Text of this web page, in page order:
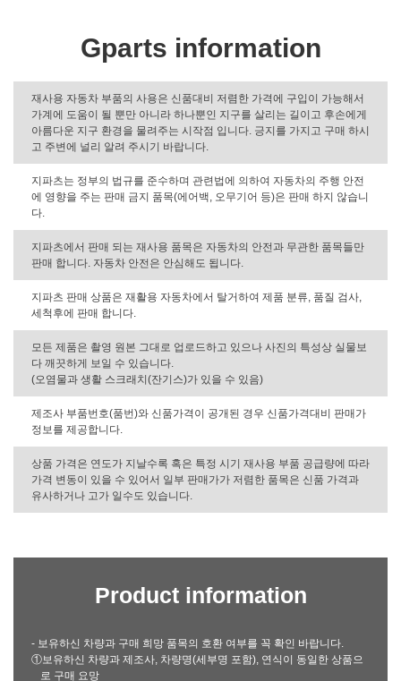
Gparts information
재사용 자동차 부품의 사용은 신품대비 저렴한 가격에 구입이 가능해서
가계에 도움이 될 뿐만 아니라 하나뿐인 지구를 살리는 길이고 후손에게
아름다운 지구 환경을 물려주는 시작점 입니다. 긍지를 가지고 구매 하시
고 주변에 널리 알려 주시기 바랍니다.
지파츠는 정부의 법규를 준수하며 관련법에 의하여 자동차의 주행 안전
에 영향을 주는 판매 금지 품목(에어백, 오무기어 등)은 판매 하지 않습니
다.
지파츠에서 판매 되는 재사용 품목은 자동차의 안전과 무관한 품목들만
판매 합니다. 자동차 안전은 안심해도 됩니다.
지파츠 판매 상품은 재활용 자동차에서 탈거하여 제품 분류, 품질 검사,
세척후에 판매 합니다.
모든 제품은 촬영 원본 그대로 업로드하고 있으나 사진의 특성상 실물보
다 깨끗하게 보일 수 있습니다.
(오염물과 생활 스크래치(잔기스)가 있을 수 있음)
제조사 부품번호(품번)와 신품가격이 공개된 경우 신품가격대비 판매가
정보를 제공합니다.
상품 가격은 연도가 지날수록 혹은 특정 시기 재사용 부품 공급량에 따라
가격 변동이 있을 수 있어서 일부 판매가가 저렴한 품목은 신품 가격과
유사하거나 고가 일수도 있습니다.
Product information
- 보유하신 차량과 구매 희망 품목의 호환 여부를 꼭 확인 바랍니다.
①보유하신 차량과 제조사, 차량명(세부명 포함), 연식이 동일한 상품으
로 구매 요망